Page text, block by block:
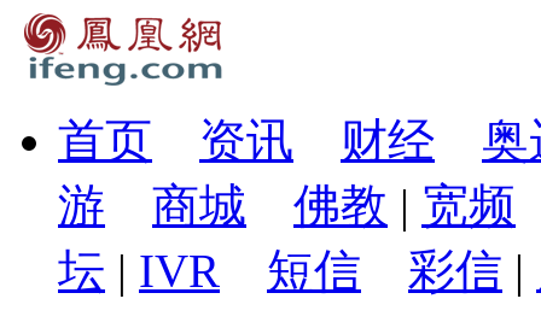
首页 资讯 财经
奥
游
商城 佛教 | 宽频
坛 | IVR 短信 彩信 |